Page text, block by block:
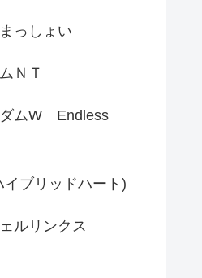
っしょい
ＮＴ
ムW Endless
ブリッドハート)
ルリンクス